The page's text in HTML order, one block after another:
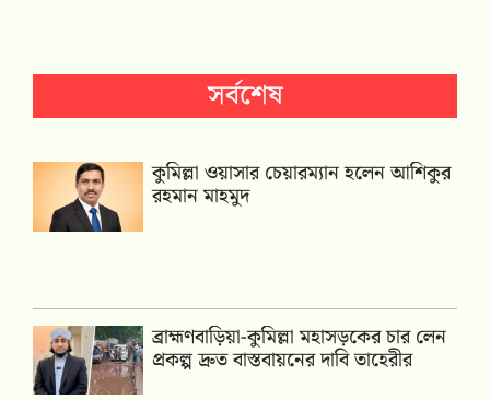
সর্বশেষ
কুমিল্লা ওয়াসার চেয়ারম্যান হলেন আশিকুর
রহমান মাহমুদ
ব্রাহ্মণবাড়িয়া-কুমিল্লা মহাসড়কের চার লেন
প্রকল্প দ্রুত বাস্তবায়নের দাবি তাহেরীর